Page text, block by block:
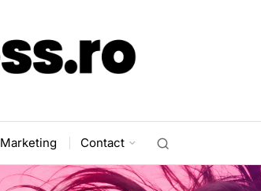
Marketing Contact